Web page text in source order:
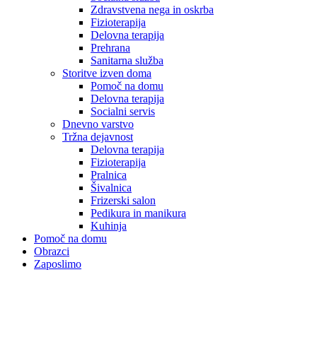
Zdravstvena nega in oskrba
Fizioterapija
Delovna terapija
Prehrana
Sanitarna služba
Storitve izven doma
Pomoč na domu
Delovna terapija
Socialni servis
Dnevno varstvo
Tržna dejavnost
Delovna terapija
Fizioterapija
Pralnica
Šivalnica
Frizerski salon
Pedikura in manikura
Kuhinja
Pomoč na domu
Obrazci
Zaposlimo